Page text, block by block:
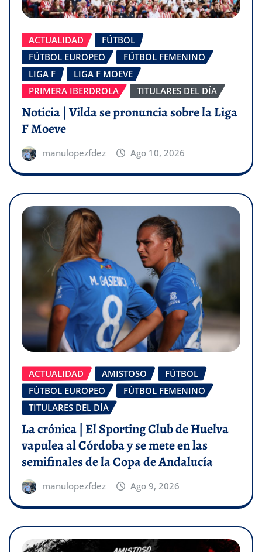
ACTUALIDAD
FÚTBOL
FÚTBOL EUROPEO
FÚTBOL FEMENINO
LIGA F
LIGA F MOEVE
PRIMERA IBERDROLA
TITULARES DEL DÍA
Noticia | Vilda se pronuncia sobre la Liga
F Moeve
manulopezfdez Ago 10, 2026
ACTUALIDAD AMISTOSO
FÚTBOL
FÚTBOL EUROPEO
FÚTBOL FEMENINO
TITULARES DEL DÍA
La crónica | El Sporting Club de Huelva
vapulea al Córdoba y se mete en las
semifinales de la Copa de Andalucía
manulopezfdez Ago 9, 2026